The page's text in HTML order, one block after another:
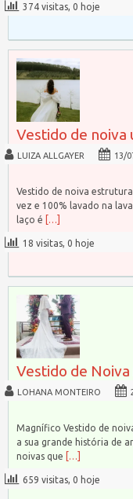
374 visitas, 0 hoje
Vestido de noiva
LUIZA ALLGAYER 13/
Vestido de noiva
vez e 100% lavado na
laço é […]
18 visitas, 0 hoje
Vestido de
LOHANA MONTEIRO
Magnífico Vestido de
a sua grande história de
noivas que […]
659 visitas, 0 hoje